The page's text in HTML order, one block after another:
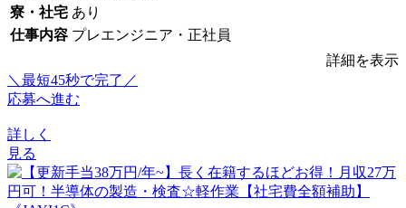
寮・社宅 あり
仕事内容 プレエンジニア・正社員
詳細を表示
＼最短45秒で完了／
応募へ進む
詳しく
見る